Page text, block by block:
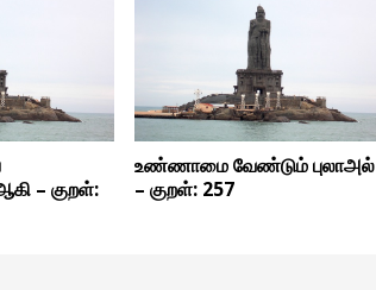
– குறள்:
உண்ணாமை வேண்டும் புலாஅல்
– குறள்: 257